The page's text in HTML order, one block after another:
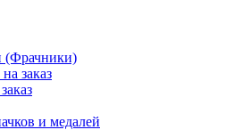
(Фрачники)
заказ
и медалей